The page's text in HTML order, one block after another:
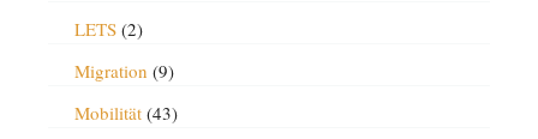
LETS(2)
Migration (9)
Mobilität(43)